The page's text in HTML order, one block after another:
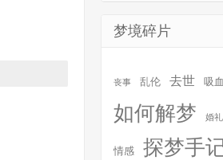
梦境碎片
丧事 乱伦 去世 吸
如何解梦 婚礼
情感 探梦手